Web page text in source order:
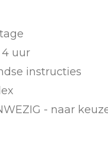
4 uur
instructies
- naar